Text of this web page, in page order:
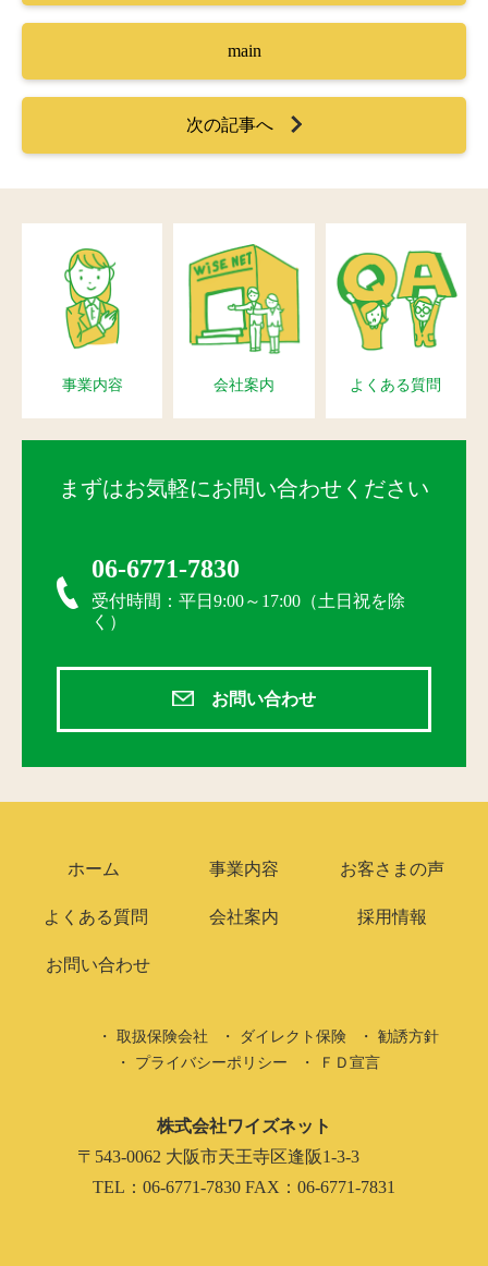
main
次の記事へ
事業内容 会社案内 よくある質問
まずはお気軽にお問い合わせください
06-6771-7830
受付時間：平日9:00～17:00（土日祝を除
く）
お問い合わせ
ホーム 事業内容 お客さまの声
よくある質問 会社案内 採用情報
お問い合わせ
取扱保険会社 ダイレクト保険
勧誘方針
プライバシーポリシー
ＦＤ宣言
株式会社ワイズネット
〒543-0062 大阪市天王寺区逢阪1-3-3
TEL：06-6771-7830 FAX：06-6771-7831